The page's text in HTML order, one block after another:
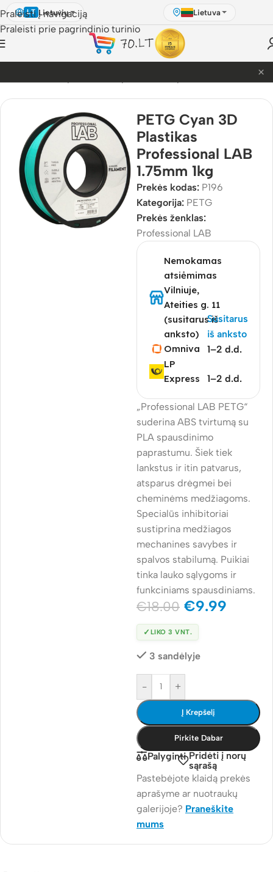
Praleisti į navigaciją
Praleisti prie pagrindinio turinio
LT Lietuvių Lietuva
×
PETG Cyan 3D
Plastikas
Professional LAB
1.75mm 1kg
Prekės kodas: P196
Kategorija: PETG
Prekės ženklas:
Professional LAB
Nemokamas
atsiėmimas
Vilniuje,
Ateities g. 11
(susitarus iš
anksto)
Susitarus
iš anksto
Omniva
1–2 d.d.
LP
Express
1–2 d.d.
„Professional LAB PETG“
suderina ABS tvirtumą su
PLA spausdinimo
paprastumu. Šiek tiek
lankstus ir itin patvarus,
atsparus drėgmei bei
cheminėms medžiagoms.
Specialūs inhibitoriai
sustiprina medžiagos
mechanines savybes ir
spalvos stabilumą. Puikiai
tinka lauko sąlygoms ir
funkciniams spausdiniams.
€18.00 €9.99
✓ LIKO 3 VNT.
3 sandėlyje
- +
Į Krepšelį
Pirkite Dabar
Palyginti Pridėti į norų
sąrašą
Pastebėjote klaidą prekės
aprašyme ar nuotraukų
galerijoje? Praneškite
mums